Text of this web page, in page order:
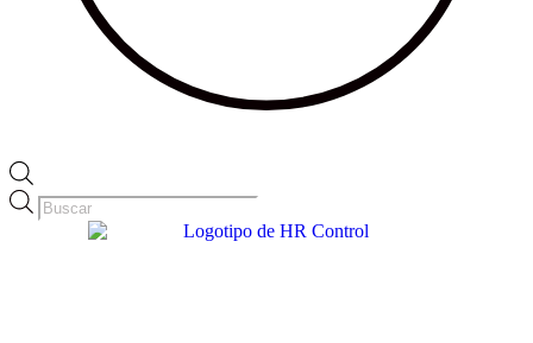
Búsqueda
de
productos